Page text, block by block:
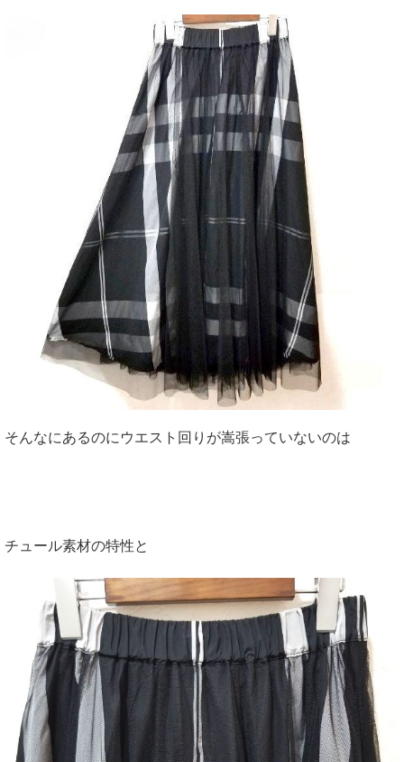
そんなにあるのにウエスト回りが嵩張っていないのは
チュール素材の特性と